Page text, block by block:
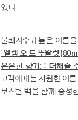
있다.
불쾌지수가 높은 여름
‘엘렘 오 드 뚜왈렛
은은한 향기를 더해줄
고객에게는 시원한 여
보스턴 백을 함께 증정